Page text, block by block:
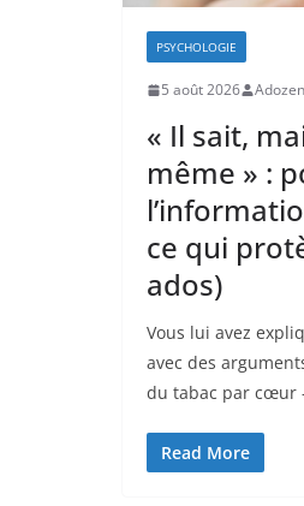
PSYCHOLOGIE
5 août 2026 Adozen
« Il sait,
même » :
ce qui
ados)
Vous lui avez
avec des
du tabac par
Read More